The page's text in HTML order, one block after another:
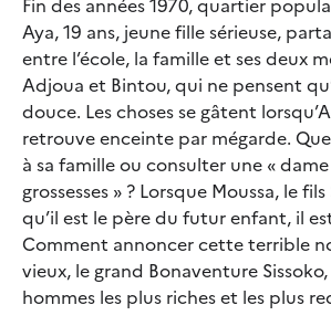
Aya, 19 ans, jeune fille sérieuse,
entre l’école, la famille et ses deux
Adjoua et Bintou, qui ne pensent
douce. Les choses se gâtent
retrouve enceinte par mégarde. Que
à sa famille ou consulter une «
grossesses » ? Lorsque Moussa, le
qu’il est le père du futur enfant, il
Comment annoncer cette terrible
vieux, le grand Bonaventure Sissoko,
hommes les plus riches et les plus